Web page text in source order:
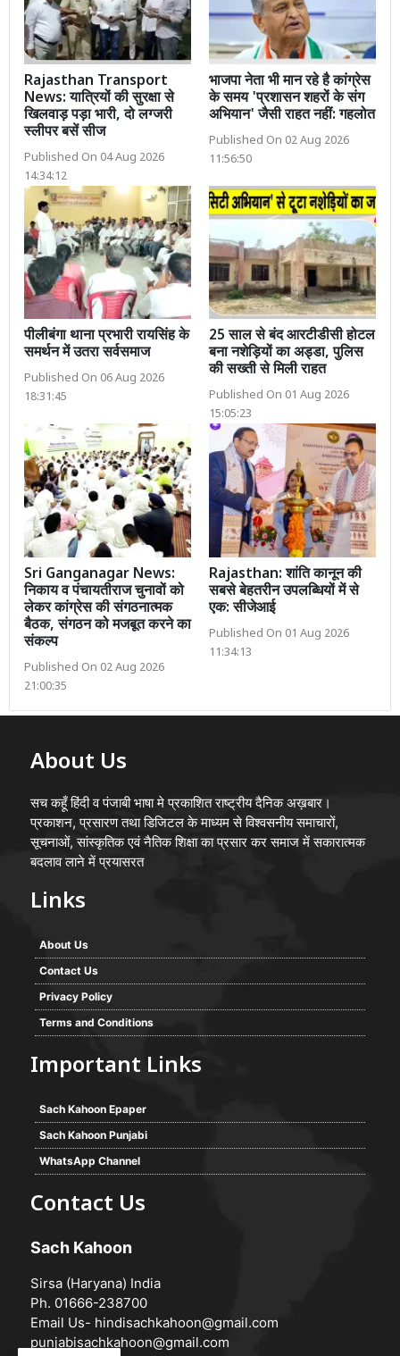
Rajasthan Transport
News: यात्रियों की सुरक्षा से
खिलवाड़ पड़ा भारी, दो लग्जरी
स्लीपर बसें सीज
Published On 04 Aug 2026
14:34:12
भाजपा नेता भी मान रहे है कांग्रेस
के समय 'प्रशासन शहरों के संग
अभियान' जैसी राहत नहीं: गहलोत
Published On 02 Aug 2026
11:56:50
पीलीबंगा थाना प्रभारी रायसिंह के
समर्थन में उतरा सर्वसमाज
Published On 06 Aug 2026
18:31:45
25 साल से बंद आरटीडीसी होटल
बना नशेड़ियों का अड्डा, पुलिस
की सख्ती से मिली राहत
Published On 01 Aug 2026
15:05:23
Sri Ganganagar News:
निकाय व पंचायतीराज चुनावों को
लेकर कांग्रेस की संगठनात्मक
बैठक, संगठन को मजबूत करने का
संकल्प
Published On 02 Aug 2026
21:00:35
Rajasthan: शांति कानून की
सबसे बेहतरीन उपलब्धियों में से
एक: सीजेआई
Published On 01 Aug 2026
11:34:13
About Us
सच कहूँ हिंदी व पंजाबी भाषा मे प्रकाशित राष्ट्रीय दैनिक अख़बार।
प्रकाशन, प्रसारण तथा डिजिटल के माध्यम से विश्वसनीय समाचारों,
सूचनाओं, सांस्कृतिक एवं नैतिक शिक्षा का प्रसार कर समाज में सकारात्मक
बदलाव लाने में प्रयासरत
Links
About Us
Contact Us
Privacy Policy
Terms and Conditions
Important Links
Sach Kahoon Epaper
Sach Kahoon Punjabi
WhatsApp Channel
Contact Us
Sach Kahoon
Sirsa (Haryana) India
Ph. 01666-238700
Email Us- hindisachkahoon@gmail.com
punjabisachkahoon@gmail.com